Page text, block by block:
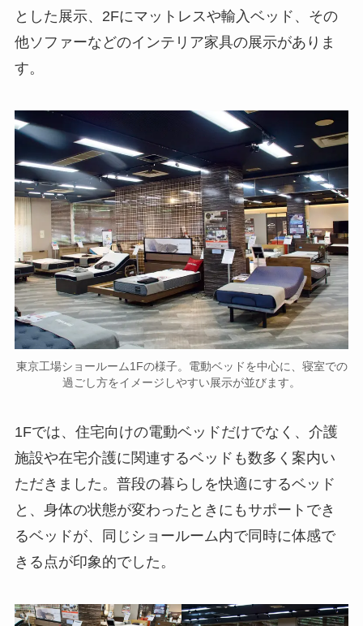
とした展示、2Fにマットレスや輸入ベッド、その
他ソファーなどのインテリア家具の展示がありま
す。
東京工場ショールーム1Fの様子。電動ベッドを中心に、寝室での
過ごし方をイメージしやすい展示が並びます。
1Fでは、住宅向けの電動ベッドだけでなく、介護
施設や在宅介護に関連するベッドも数多く案内い
ただきました。普段の暮らしを快適にするベッド
と、身体の状態が変わったときにもサポートでき
るベッドが、同じショールーム内で同時に体感で
きる点が印象的でした。